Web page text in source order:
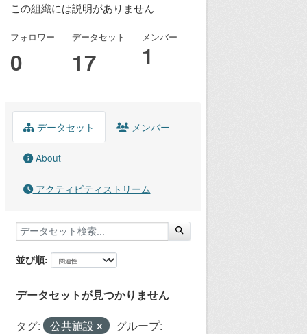
この組織には説明がありません
フォロワー
0
データセット
17
メンバー
1
データセット メンバー
About
アクティビティストリーム
並び順
データセットが見つかりません
タグ: 公共施設
グループ: